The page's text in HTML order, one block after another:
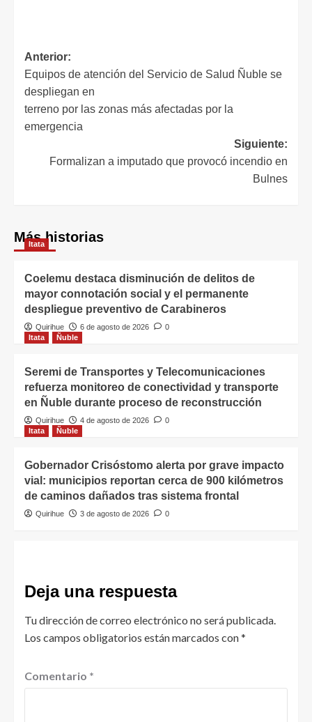
Anterior:
Equipos de atención del Servicio de Salud Ñuble se
despliegan en
terreno por las zonas más afectadas por la
emergencia
Siguiente:
Formalizan a imputado que provocó incendio en
Bulnes
Más historias
Itata
Coelemu destaca disminución de delitos de
mayor connotación social y el permanente
despliegue preventivo de Carabineros
Quirihue 6 de agosto de 2026
0
Itata
Ñuble
Seremi de Transportes y Telecomunicaciones
refuerza monitoreo de conectividad y transporte
en Ñuble durante proceso de reconstrucción
Quirihue 4 de agosto de 2026
0
Itata
Ñuble
Gobernador Crisóstomo alerta por grave impacto
vial: municipios reportan cerca de 900 kilómetros
de caminos dañados tras sistema frontal
Quirihue 3 de agosto de 2026 0
Deja una respuesta
Tu dirección de correo electrónico no será publicada.
Los campos obligatorios están marcados con*
Comentario *